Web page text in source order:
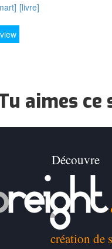
[livre]
aimes ce
Découvre
création de